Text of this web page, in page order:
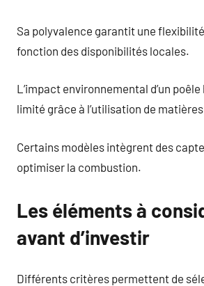
Sa polyvalence garantit une
fonction des disponibilités locales.
L’impact environnemental d’un
limité grâce à l’utilisation de
Certains modèles intègrent des
optimiser la combustion.
Les éléments à
avant d’investir
Différents critères permettent de